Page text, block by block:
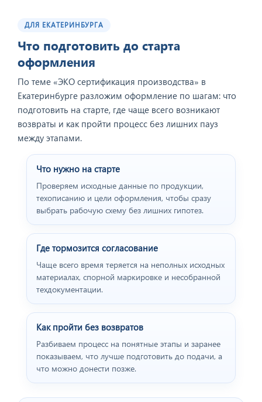
ДЛЯ ЕКАТЕРИНБУРГА
Что подготовить до старта
оформления
По теме «ЭКО сертификация производства» в
Екатеринбурге разложим оформление по шагам: что
подготовить на старте, где чаще всего возникают
возвраты и как пройти процесс без лишних пауз
между этапами.
Что нужно на старте
Проверяем исходные данные по продукции,
техописанию и цели оформления, чтобы сразу
выбрать рабочую схему без лишних гипотез.
Где тормозится согласование
Чаще всего время теряется на неполных исходных
материалах, спорной маркировке и несобранной
техдокументации.
Как пройти без возвратов
Разбиваем процесс на понятные этапы и заранее
показываем, что лучше подготовить до подачи, а
что можно донести позже.